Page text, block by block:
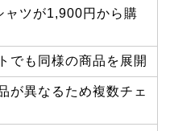
ツが1,900円から購
でも同様の商品を展開
が異なるため複数チェ